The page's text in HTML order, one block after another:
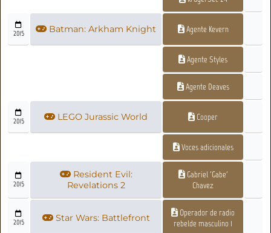
2015 Batman: Arkham Knight Agente Kevern
Agente Styles
Agente Deaves
2015 LEGO Jurassic World Cooper
Voces adicionales
2015
Resident Evil:
Revelations 2
Gabriel 'Gabe'
Chavez
2015 Star Wars: Battlefront
Operador de radio
rebelde masculino 1